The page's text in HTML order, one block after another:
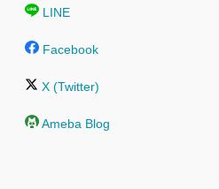
LINE
Facebook
X (Twitter)
Ameba Blog